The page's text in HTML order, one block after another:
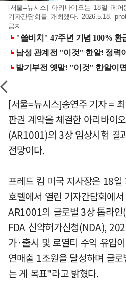
[서울=뉴시스] 아리바이오는 18일 페
기자간담회를 개최했다. 2026.5.18.
금지
[서울=뉴시스]송연주 기자 =
판권 계약을 체결한 아리바이
(AR1001)의 3상 임상시험 결
전망이다.
프레드 킴 미국 지사장은 18
호텔에서 열린 기자간담회에
AR1001의 글로벌 3상 톱라인
FDA 신약허가신청(NDA),
가·출시 및 로열티 수익 유입
연매출 1조원을 달성하며 글
는 게 목표"라고 밝혔다.